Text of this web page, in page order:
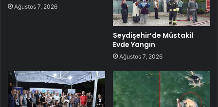
Ağustos 7, 2026
Seydişehir’de Müstakil
Evde Yangın
Ağustos 7, 2026